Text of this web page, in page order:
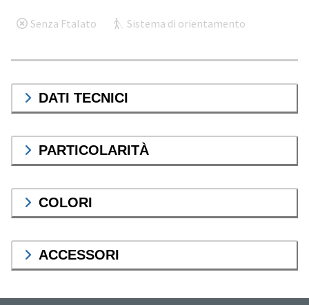
Senza Ftalato Sistema di orientamento
DATI TECNICI
PARTICOLARITÀ
COLORI
ACCESSORI